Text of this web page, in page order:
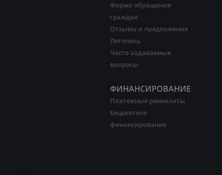
Форма обращения
граждан
Отзывы и предложения
Летопись
Часто задаваемые
вопросы
ФИНАНСИРОВАНИЕ
Платежные реквизиты
Бюджетное
финансирование